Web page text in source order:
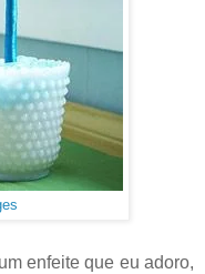
enfeite que eu adoro,